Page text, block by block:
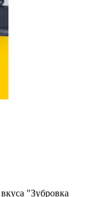
"Зубровка